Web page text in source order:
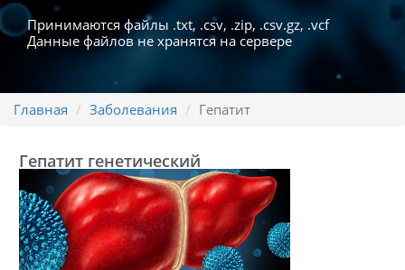
Принимаются файлы .txt, .csv, .zip, .csv.gz, .vcf
Данные файлов не хранятся на сервере
Главная Заболевания Гепатит
Гепатит генетический